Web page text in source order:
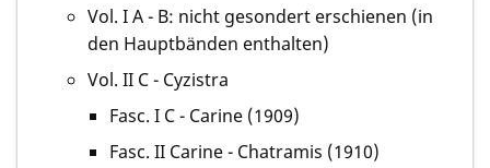
Vol. I A - B: nicht gesondert erschienen (in
den Hauptbänden enthalten)
Vol. II C - Cyzistra
Fasc. I C - Carine (1909)
Fasc. II Carine - Chatramis (1910)